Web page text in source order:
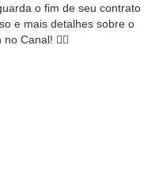
o fim de seu contrato
e mais detalhes sobre o
Canal! 👇🏼